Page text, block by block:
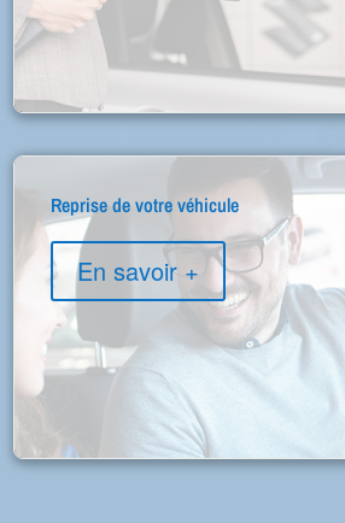
Reprise de votre véhicule
En savoir +